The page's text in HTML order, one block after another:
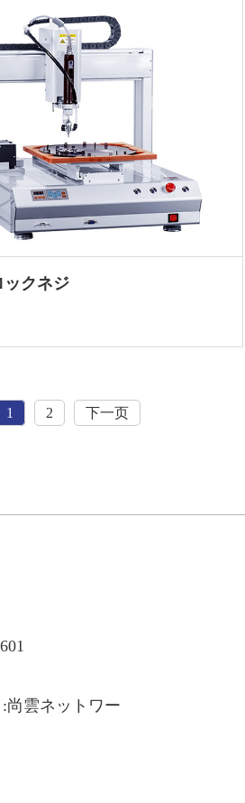
ックネジ
1 2 下一页
尚雲ネットワー